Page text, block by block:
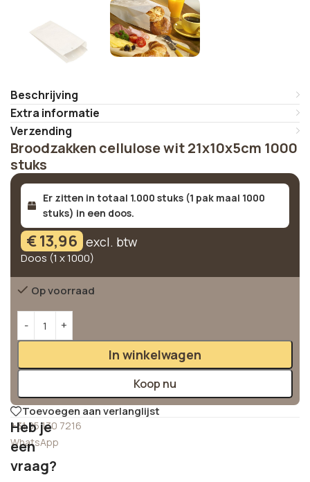
Beschrijving
Extra informatie
Verzending
Broodzakken cellulose wit 21x10x5cm 1000
stuks
Er zitten in totaal 1.000 stuks (1 pak maal 1000
stuks) in een doos.
€13,96 excl. btw
Doos (1 x 1000)
Op voorraad
In winkelwagen
Koop nu
Toevoegen aan verlanglijst
+31 85 130 7216
WhatsApp
Heb je
een
vraag?